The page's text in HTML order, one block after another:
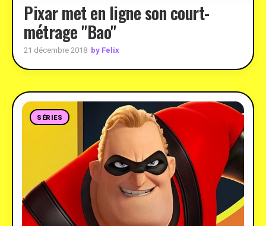
Pixar met en ligne son court-
métrage "Bao"
21 décembre 2018 by Felix
SÉRIES